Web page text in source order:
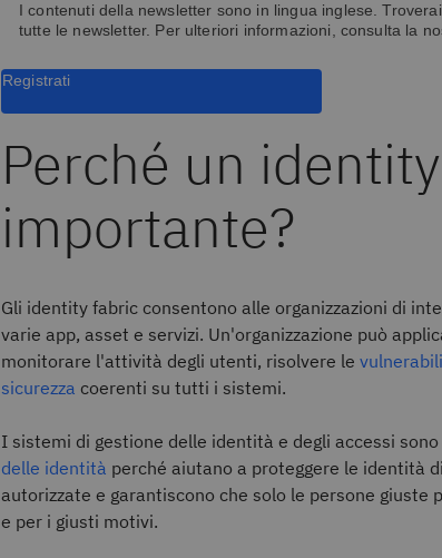
I contenuti della newsletter sono in lingua inglese.
tutte le newsletter. Per ulteriori informazioni, consulta la
Registrati
Perché un
importante?
Gli identity fabric consentono alle organizzazioni di
varie app, asset e servizi. Un'organizzazione può
monitorare l'attività degli utenti, risolvere le
sicurezza coerenti su tutti i sistemi.
I sistemi di gestione delle identità e degli accessi
delle identità perché aiutano a proteggere le identità
autorizzate e garantiscono che solo le persone giuste
e per i giusti motivi.